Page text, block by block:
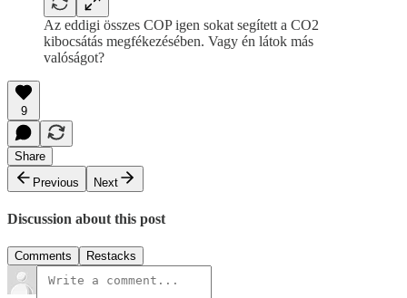
Az eddigi összes COP igen sokat segített a CO2
kibocsátás megfékezésében. Vagy én látok más
valóságot?
9
Share
Previous
Next
Discussion about this post
Comments Restacks